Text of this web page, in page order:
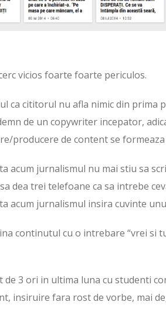
vicios foarte foarte periculos.
ca cititorul nu afla nimic din prima
de un copywriter incepator,
producere de content se
acum jurnalismul nu mai stiu sa
dea trei telefoane ca sa intrebe
acum jurnalismul insira cuvinte
continutul cu o intrebare “vrei si
de 3 ori in ultima luna cu studenti
insiruire fara rost de vorbe, mai